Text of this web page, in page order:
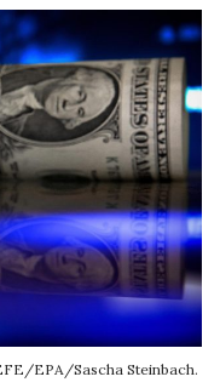
EPA/Sascha Steinbach.